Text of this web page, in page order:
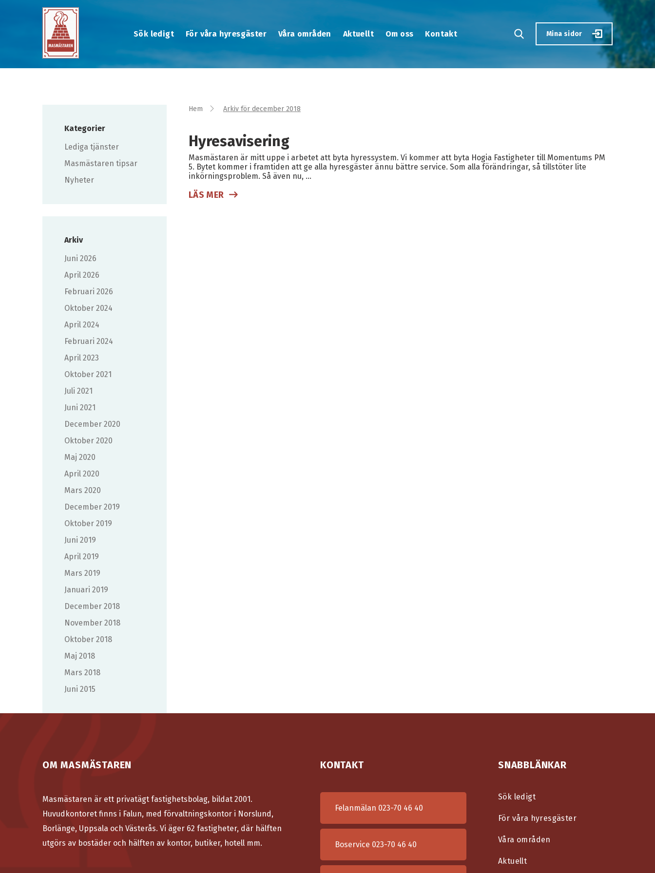
Sök ledigt För våra hyresgäster Våra områden Aktuellt Om oss Kontakt Mina sidor
Kategorier
Lediga tjänster
Masmästaren tipsar
Nyheter
Arkiv
juni 2026
april 2026
februari 2026
oktober 2024
april 2024
februari 2024
april 2023
oktober 2021
juli 2021
juni 2021
december 2020
oktober 2020
maj 2020
april 2020
mars 2020
december 2019
oktober 2019
juni 2019
april 2019
mars 2019
januari 2019
december 2018
november 2018
oktober 2018
maj 2018
mars 2018
juni 2015
Hem Arkiv för december 2018
Hyresavisering
Masmästaren är mitt uppe i arbetet att byta hyressystem. Vi kommer att byta Hogia Fastigheter till Momentums PM
5. Bytet kommer i framtiden att ge alla hyresgäster ännu bättre service. Som alla förändringar, så tillstöter lite
inkörningsproblem. Så även nu, …
LÄS MER
OM MASMÄSTAREN
Masmästaren är ett privatägt fastighetsbolag, bildat 2001.
Huvudkontoret finns i Falun, med förvaltningskontor i Norslund,
Borlänge, Uppsala och Västerås. Vi äger 62 fastigheter, där hälften
utgörs av bostäder och hälften av kontor, butiker, hotell mm.
KONTAKT
Felanmälan 023-70 46 40
Boservice 023-70 46 40
SNABBLÄNKAR
Sök ledigt
För våra hyresgäster
Våra områden
Aktuellt